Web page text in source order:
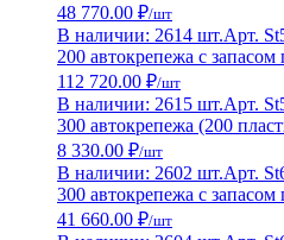
48 770.00 ₽/шт
В наличии: 2614 шт.Арт.
200 автокрепежа с
112 720.00 ₽/шт
В наличии: 2615 шт.Арт.
300 автокрепежа (200
8 330.00 ₽/шт
В наличии: 2602 шт.Арт.
300 автокрепежа с
41 660.00 ₽/шт